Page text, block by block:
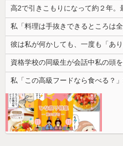
彼は私が何かしても、一度も「あ